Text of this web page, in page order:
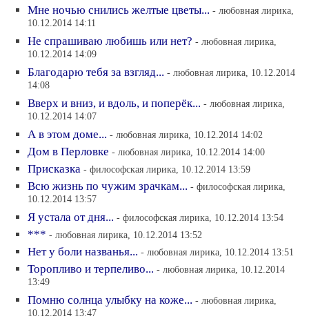
Мне ночью снились желтые цветы... - любовная лирика,
10.12.2014 14:11
Не спрашиваю любишь или нет? - любовная лирика,
10.12.2014 14:09
Благодарю тебя за взгляд... - любовная лирика, 10.12.2014
14:08
Вверх и вниз, и вдоль, и поперёк... - любовная лирика,
10.12.2014 14:07
А в этом доме... - любовная лирика, 10.12.2014 14:02
Дом в Перловке - любовная лирика, 10.12.2014 14:00
Присказка - философская лирика, 10.12.2014 13:59
Всю жизнь по чужим зрачкам... - философская лирика,
10.12.2014 13:57
Я устала от дня... - философская лирика, 10.12.2014 13:54
*** - любовная лирика, 10.12.2014 13:52
Нет у боли названья... - любовная лирика, 10.12.2014 13:51
Торопливо и терпеливо... - любовная лирика, 10.12.2014
13:49
Помню солнца улыбку на коже... - любовная лирика,
10.12.2014 13:47